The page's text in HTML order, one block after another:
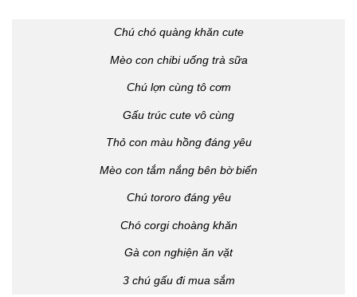
Chú chó quàng khăn cute
Mèo con chibi uống trà sữa
Chú lợn cùng tô cơm
Gấu trúc cute vô cùng
Thỏ con màu hồng đáng yêu
Mèo con tắm nắng bên bờ biển
Chú tororo đáng yêu
Chó corgi choàng khăn
Gà con nghiện ăn vặt
3 chú gấu đi mua sắm